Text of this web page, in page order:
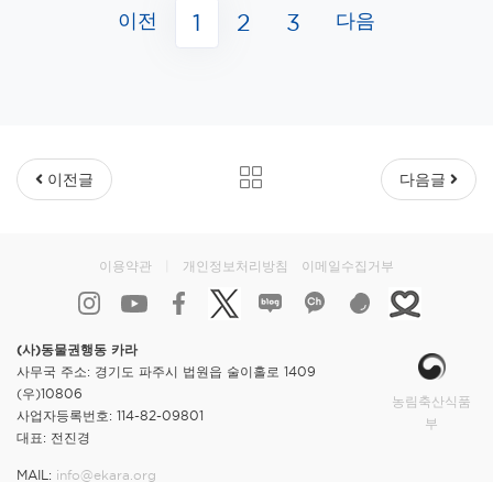
이전 1 2 3 다음
이전글 다음글
이용약관 개인정보처리방침 이메일수집거부
(사)동물권행동 카라
사무국 주소: 경기도 파주시 법원읍 술이홀로 1409
(우)10806
사업자등록번호: 114-82-09801
대표: 전진경
농림축산식품
부
MAIL: info@ekara.org